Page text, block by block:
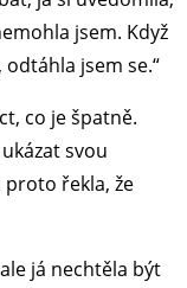
jsem. Když
jsem se.“
co je špatně.
svou
proto řekla, že
já nechtěla být